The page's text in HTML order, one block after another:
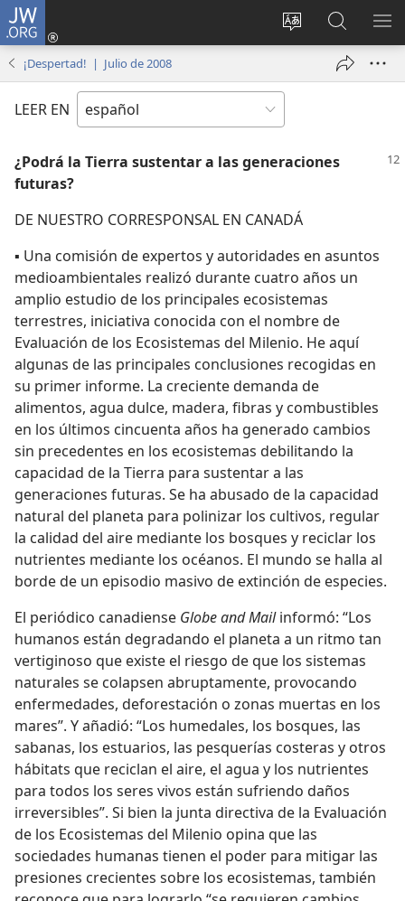
JW.ORG
Cambiar
del sitio
Iniciar
sesión
nueva
en
jw.org
¡Despertad! | Julio de 2008
LEER EN
¿Podrá la Tierra sustentar a las generaciones
futuras?
DE NUESTRO CORRESPONSAL EN CANADÁ
▪ Una comisión de expertos y autoridades en asuntos
medioambientales realizó durante cuatro años un
amplio estudio de los principales ecosistemas
terrestres, iniciativa conocida con el nombre de
Evaluación de los Ecosistemas del Milenio. He aquí
algunas de las principales conclusiones recogidas en
su primer informe. La creciente demanda de
alimentos, agua dulce, madera, fibras y combustibles
en los últimos cincuenta años ha generado cambios
sin precedentes en los ecosistemas debilitando la
capacidad de la Tierra para sustentar a las
generaciones futuras. Se ha abusado de la capacidad
natural del planeta para polinizar los cultivos, regular
la calidad del aire mediante los bosques y reciclar los
nutrientes mediante los océanos. El mundo se halla al
borde de un episodio masivo de extinción de especies.
El periódico canadiense Globe and Mailinformó: “Los
humanos están degradando el planeta a un ritmo tan
vertiginoso que existe el riesgo de que los sistemas
naturales se colapsen abruptamente, provocando
enfermedades, deforestación o zonas muertas en los
mares”. Y añadió: “Los humedales, los bosques, las
sabanas, los estuarios, las pesquerías costeras y otros
hábitats que reciclan el aire, el agua y los nutrientes
para todos los seres vivos están sufriendo daños
irreversibles”. Si bien la junta directiva de la Evaluación
de los Ecosistemas del Milenio opina que las
sociedades humanas tienen el poder para mitigar las
presiones crecientes sobre los ecosistemas, también